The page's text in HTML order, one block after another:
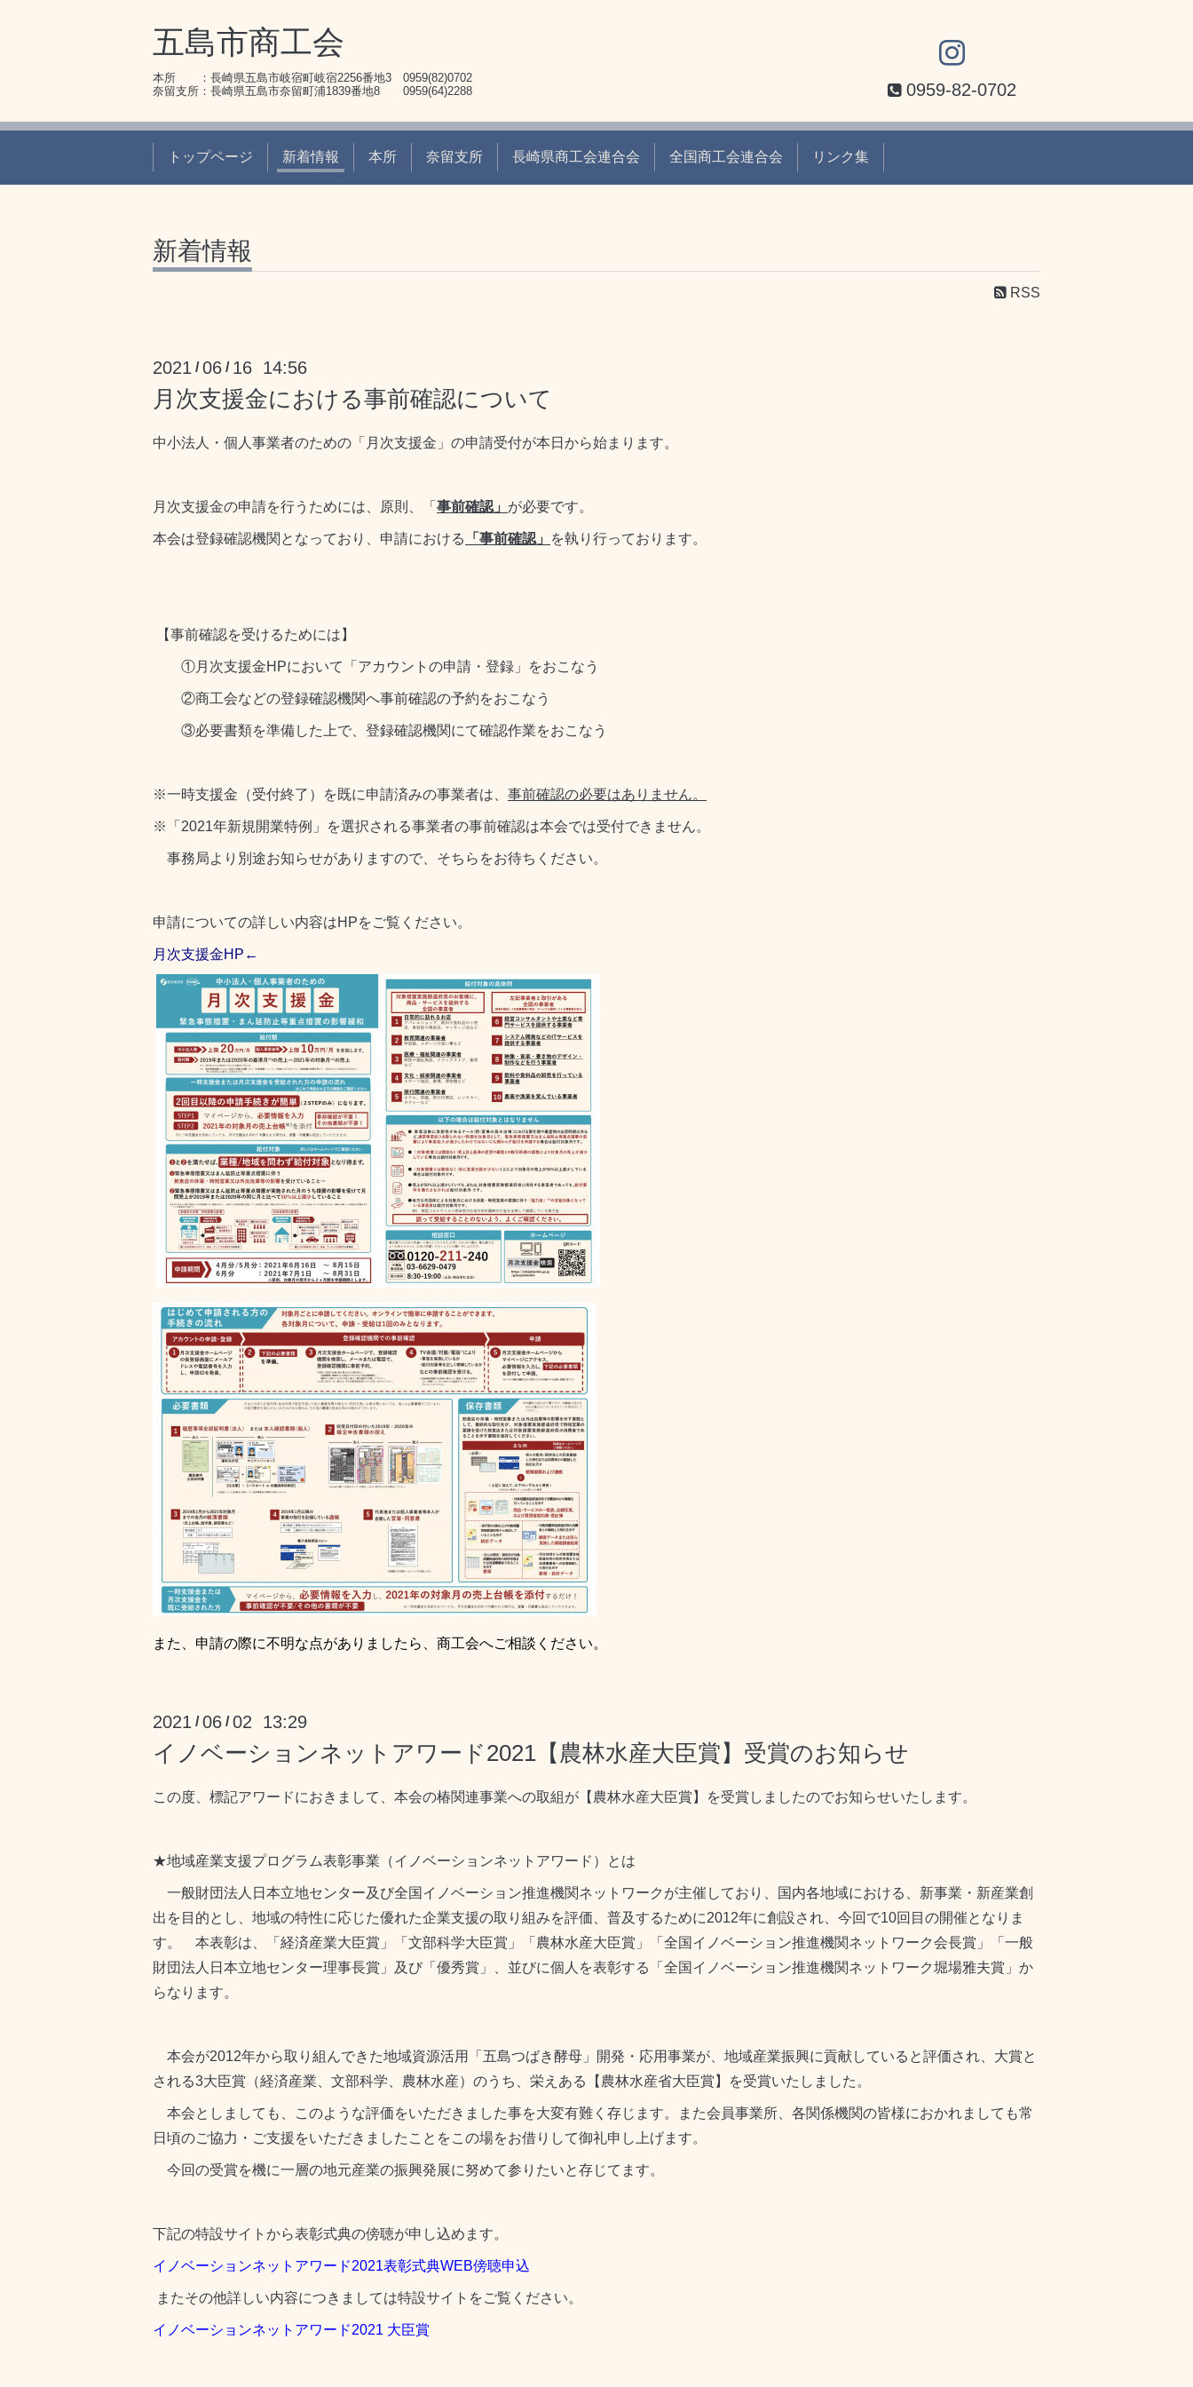
五島市商工会
本所 ：長崎県五島市岐宿町岐宿2256番地3 0959(82)0702
奈留支所：長崎県五島市奈留町浦1839番地8 0959(64)2288
0959-82-0702
トップページ 新着情報 本所 奈留支所 長崎県商工会連合会 全国商工会連合会 リンク集
新着情報
RSS
2021 /06 / 16 14:56
月次支援金における事前確認について
中小法人・個人事業者のための「月次支援金」の申請受付が本日から始まります。
月次支援金の申請を行うためには、原則、「 事前確認」 が必要です。
本会は登録確認機関となっており、申請における 「事前確認」 を執り行っております。
【事前確認を受けるためには】
①月次支援金HPにおいて「アカウントの申請・登録」をおこなう
②商工会などの登録確認機関へ事前確認の予約をおこなう
③必要書類を準備した上で、登録確認機関にて確認作業をおこなう
※一時支援金（受付終了）を既に申請済みの事業者は、 事前確認の必要はありません。
※「2021年新規開業特例」を選択される事業者の事前確認は本会では受付できません。
事務局より別途お知らせがありますので、そちらをお待ちください。
申請についての詳しい内容はHPをご覧ください。
月次支援金HP ←
また、申請の際に不明な点がありましたら、商工会へご相談ください。
2021 /06 /02 13:29
イノベーションネットアワード2021【農林水産大臣賞】受賞のお知らせ
この度、標記アワードにおきまして、本会の椿関連事業への取組が【農林水産大臣賞】を受賞しましたのでお知らせいたします。
★地域産業支援プログラム表彰事業（イノベーションネットアワード）とは
一般財団法人日本立地センター及び全国イノベーション推進機関ネットワークが主催しており、国内各地域における、新事業・新産業創
出を目的とし、地域の特性に応じた優れた企業支援の取り組みを評価、普及するために2012年に創設され、今回で10回目の開催となりま
す。 本表彰は、「経済産業大臣賞」「文部科学大臣賞」「農林水産大臣賞」「全国イノベーション推進機関ネットワーク会長賞」「一般
財団法人日本立地センター理事長賞」及び「優秀賞」、並びに個人を表彰する「全国イノベーション推進機関ネットワーク堀場雅夫賞」か
らなります。
本会が2012年から取り組んできた地域資源活用「五島つばき酵母」開発・応用事業が、地域産業振興に貢献していると評価され、大賞と
される3大臣賞（経済産業、文部科学、農林水産）のうち、栄えある【農林水産省大臣賞】を受賞いたしました。
本会としましても、このような評価をいただきました事を大変有難く存じます。また会員事業所、各関係機関の皆様におかれましても常
日頃のご協力・ご支援をいただきましたことをこの場をお借りして御礼申し上げます。
今回の受賞を機に一層の地元産業の振興発展に努めて参りたいと存じてます。
下記の特設サイトから表彰式典の傍聴が申し込めます。
イノベーションネットアワード2021表彰式典WEB傍聴申込
またその他詳しい内容につきましては特設サイトをご覧ください。
イノベーションネットアワード2021 大臣賞